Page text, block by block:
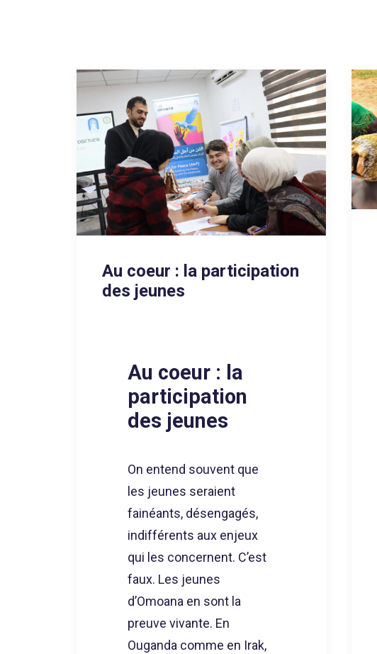
Au coeur : la participation
des jeunes
Au coeur : la
participation
des jeunes
On entend souvent que
les jeunes seraient
fainéants, désengagés,
indifférents aux enjeux
qui les concernent. C’est
faux. Les jeunes
d’Omoana en sont la
preuve vivante. En
Ouganda comme en Irak,